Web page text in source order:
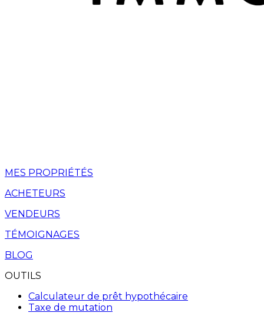
MES PROPRIÉTÉS
ACHETEURS
VENDEURS
TÉMOIGNAGES
BLOG
OUTILS
Calculateur de prêt hypothécaire
Taxe de mutation